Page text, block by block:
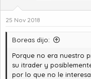
25 Nov 2018
Boreas dijo:
Porque no era nuestro
su itrader y
por lo que no le